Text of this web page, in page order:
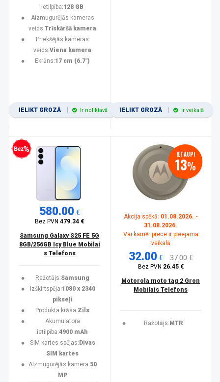
ietilpība:128 GB
Aizmugurējās kameras
veids:Trīskāršā kamera
Priekšējās kameras
veids:Viena kamera
Ekrāns:17 cm (6.7")
IELIKT GROZĀ Ir noliktavā IELIKT GROZĀ Ir veikalā
kredīts
580.00 €
Bez PVN479.34 €
Samsung Galaxy S25 FE 5G
8GB/256GB Icy Blue Mobilai
s Telefons
Ražotājs:Samsung
Izšķirtspēja:1080 x 2340
pikseļi
Produkta krāsa:Zils
Akumulatora
ietilpība:4900 mAh
SIM kartes spējas: Divas
SIM kartes
Aizmugurējās kamera:50
MP
IETAUPI
13%
Akcija spēkā: 01.08.2026. -
31.08.2026.
Vai kamēr prece ir pieejama
veikalā
32.00 € 37.00 €
Bez PVN 26.45 €
Motorola moto tag 2 Gron
Mobilais Telefons
Ražotājs: MTR